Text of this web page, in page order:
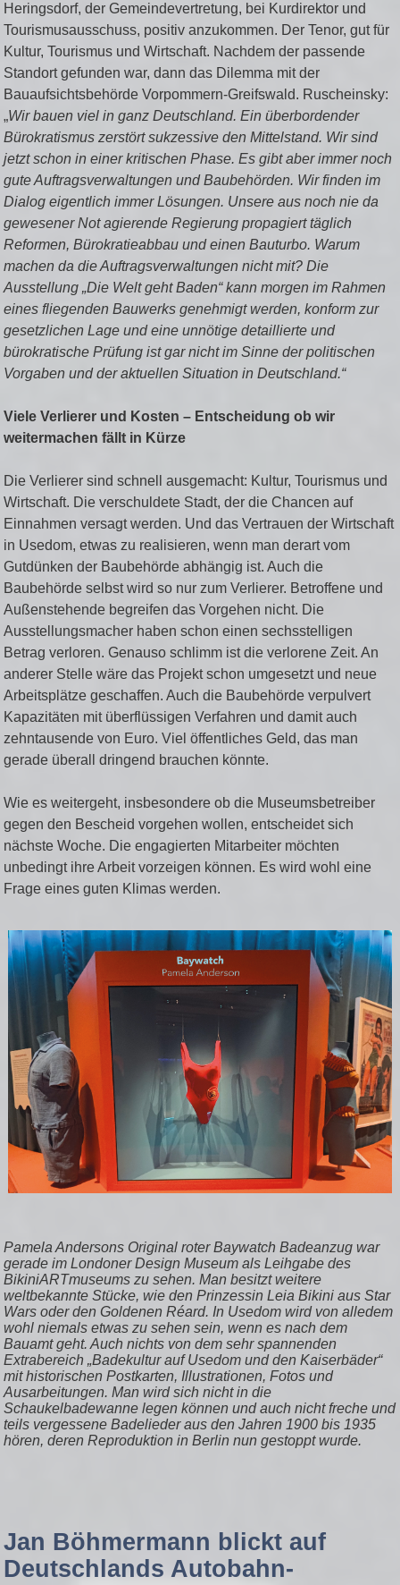
Heringsdorf, der Gemeindevertretung, bei Kurdirektor und
Tourismusausschuss, positiv anzukommen. Der Tenor, gut für
Kultur, Tourismus und Wirtschaft. Nachdem der passende
Standort gefunden war, dann das Dilemma mit der
Bauaufsichtsbehörde Vorpommern-Greifswald. Ruscheinsky:
„Wir bauen viel in ganz Deutschland. Ein überbordender
Bürokratismus zerstört sukzessive den Mittelstand. Wir sind
jetzt schon in einer kritischen Phase. Es gibt aber immer noch
gute Auftragsverwaltungen und Baubehörden. Wir finden im
Dialog eigentlich immer Lösungen. Unsere aus noch nie da
gewesener Not agierende Regierung propagiert täglich
Reformen, Bürokratieabbau und einen Bauturbo. Warum
machen da die Auftragsverwaltungen nicht mit? Die
Ausstellung „Die Welt geht Baden“ kann morgen im Rahmen
eines fliegenden Bauwerks genehmigt werden, konform zur
gesetzlichen Lage und eine unnötige detaillierte und
bürokratische Prüfung ist gar nicht im Sinne der politischen
Vorgaben und der aktuellen Situation in Deutschland.“
Viele Verlierer und Kosten – Entscheidung ob wir
weitermachen fällt in Kürze
Die Verlierer sind schnell ausgemacht: Kultur, Tourismus und
Wirtschaft. Die verschuldete Stadt, der die Chancen auf
Einnahmen versagt werden. Und das Vertrauen der Wirtschaft
in Usedom, etwas zu realisieren, wenn man derart vom
Gutdünken der Baubehörde abhängig ist. Auch die
Baubehörde selbst wird so nur zum Verlierer. Betroffene und
Außenstehende begreifen das Vorgehen nicht. Die
Ausstellungsmacher haben schon einen sechsstelligen
Betrag verloren. Genauso schlimm ist die verlorene Zeit. An
anderer Stelle wäre das Projekt schon umgesetzt und neue
Arbeitsplätze geschaffen. Auch die Baubehörde verpulvert
Kapazitäten mit überflüssigen Verfahren und damit auch
zehntausende von Euro. Viel öffentliches Geld, das man
gerade überall dringend brauchen könnte.
Wie es weitergeht, insbesondere ob die Museumsbetreiber
gegen den Bescheid vorgehen wollen, entscheidet sich
nächste Woche. Die engagierten Mitarbeiter möchten
unbedingt ihre Arbeit vorzeigen können. Es wird wohl eine
Frage eines guten Klimas werden.
Pamela Andersons Original roter Baywatch Badeanzug war
gerade im Londoner Design Museum als Leihgabe des
BikiniARTmuseums zu sehen. Man besitzt weitere
weltbekannte Stücke, wie den Prinzessin Leia Bikini aus Star
Wars oder den Goldenen Réard. In Usedom wird von alledem
wohl niemals etwas zu sehen sein, wenn es nach dem
Bauamt geht. Auch nichts von dem sehr spannenden
Extrabereich „Badekultur auf Usedom und den Kaiserbäder“
mit historischen Postkarten, Illustrationen, Fotos und
Ausarbeitungen. Man wird sich nicht in die
Schaukelbadewanne legen können und auch nicht freche und
teils vergessene Badelieder aus den Jahren 1900 bis 1935
hören, deren Reproduktion in Berlin nun gestoppt wurde.
Jan Böhmermann blickt auf
Deutschlands Autobahn-